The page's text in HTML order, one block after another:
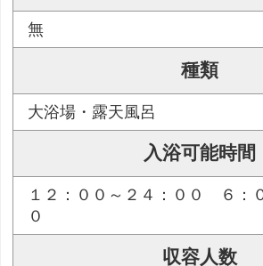
無
種類
大浴場・露天風呂
入浴可能時間
１２：００～２４：００ ６：
０
収容人数